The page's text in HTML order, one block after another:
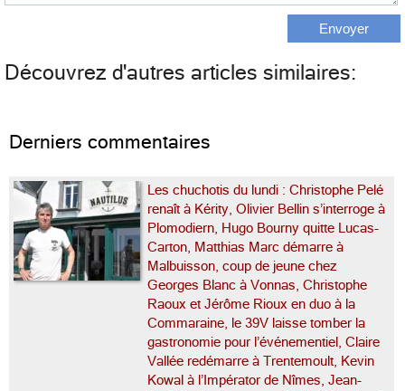
Découvrez d'autres articles similaires:
Derniers commentaires
Les chuchotis du lundi : Christophe Pelé
renaît à Kérity, Olivier Bellin s’interroge à
Plomodiern, Hugo Bourny quitte Lucas-
Carton, Matthias Marc démarre à
Malbuisson, coup de jeune chez
Georges Blanc à Vonnas, Christophe
Raoux et Jérôme Rioux en duo à la
Commaraine, le 39V laisse tomber la
gastronomie pour l’événementiel, Claire
Vallée redémarre à Trentemoult, Kevin
Kowal à l’Impérator de Nîmes, Jean-